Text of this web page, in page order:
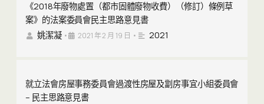
《2018年廢物處置（都市固體廢物收費）（修訂）條例草
案》的法案委員會民主思路意見書
姚潔凝 • 2021 年 2 月 19 日 • 2021
就立法會房屋事務委員會過渡性房屋及劏房事宜小組委員會
– 民主思路意見書